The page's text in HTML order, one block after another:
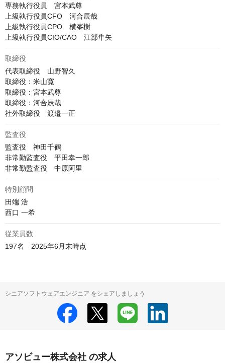
専務執行役員　宮本武尊
上級執行役員CFO　河合辰哉
上級執行役員CPO　横峯樹
上級執行役員CIO/CAO　江部隼矢
取締役
代表取締役　山野智久
取締役：米山寛
取締役：宮本武尊
取締役：河合辰哉
社外取締役　渡邉一正
監査役
監査役　神田千鶴
非常勤監査役　平田幸一郎
非常勤監査役　中原阿里
特別顧問
田端 浩
西口 一希
従業員数
197名　2025年6月末時点
シニアソフトウェアエンジニア をシェアしましょう
アソビュー株式会社 の求人